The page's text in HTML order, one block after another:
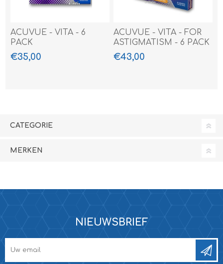
ACUVUE - VITA - 6
PACK
€35,00
ACUVUE - VITA - FOR
ASTIGMATISM - 6 PACK
€43,00
CATEGORIE
MERKEN
NIEUWSBRIEF